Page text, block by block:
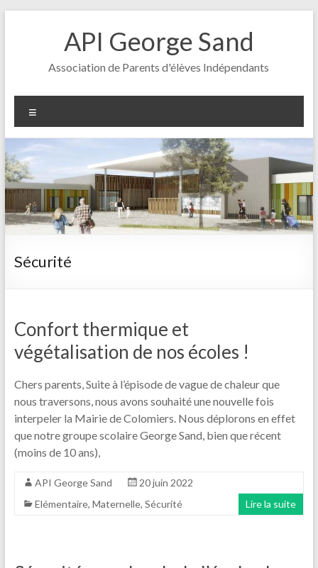
API George Sand
Association de Parents d'élèves Indépendants
Sécurité
Confort thermique et
végétalisation de nos écoles !
Chers parents, Suite à l’épisode de vague de chaleur que
nous traversons, nous avons souhaité une nouvelle fois
interpeler la Mairie de Colomiers. Nous déplorons en effet
que notre groupe scolaire George Sand, bien que récent
(moins de 10 ans),
API George Sand
20 juin 2022
Elémentaire, Maternelle, Sécurité Lire la suite